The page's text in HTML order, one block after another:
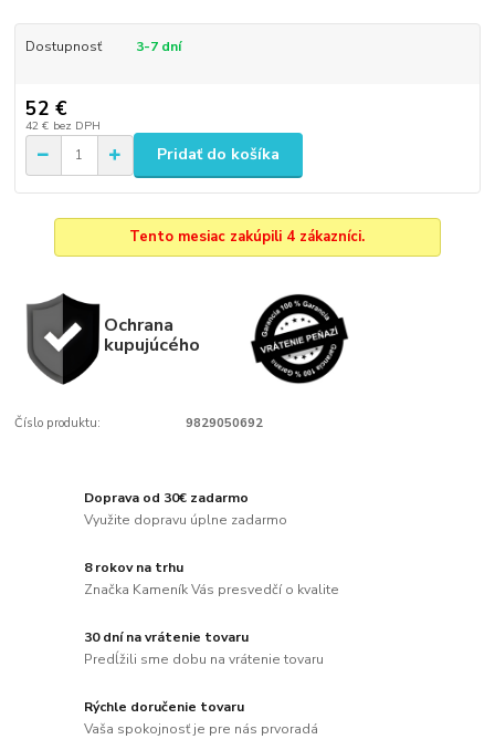
Dostupnosť 3-7 dní
52 €
42 € bez DPH
Pridať do košíka
Tento mesiac zakúpili 4 zákazníci.
Ochrana
kupujúcého
Číslo produktu: 9829050692
Doprava od 30€ zadarmo
Využite dopravu úplne zadarmo
8 rokov na trhu
Značka Kameník Vás presvedčí o kvalite
30 dní na vrátenie tovaru
Predĺžili sme dobu na vrátenie tovaru
Rýchle doručenie tovaru
Vaša spokojnosť je pre nás prvoradá